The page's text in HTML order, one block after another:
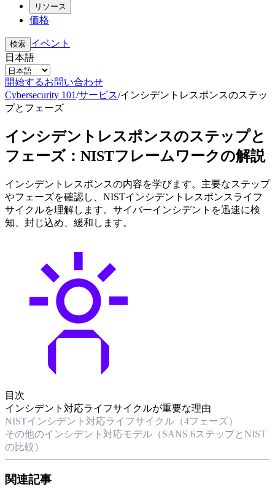
リソース
価格
検索 イベント
日本語
開始するお問い合わせ
Cybersecurity 101/サービス/インシデントレスポンスのステッ
プとフェーズ
インシデントレスポンスのステップと
フェーズ：NISTフレームワークの解説
インシデントレスポンスの内容を学びます。主要なステップ
やフェーズを確認し、NISTインシデントレスポンスライフ
サイクルを理解します。サイバーインシデントを迅速に検
知、封じ込め、緩和します。
目次
インシデント対応ライフサイクルが重要な理由
NISTインシデント対応ライフサイクル（4フェーズ）
その他のインシデント対応モデル（SANS 6ステップとNIST
の比較）
関連記事